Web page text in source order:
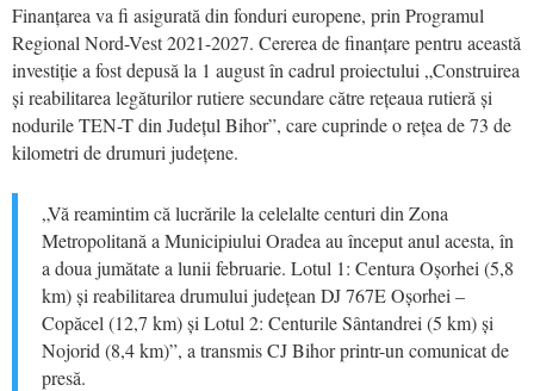
Finanțarea va fi asigurată din fonduri europene, prin Programul
Regional Nord-Vest 2021-2027. Cererea de finanțare pentru această
investiție a fost depusă la 1 august în cadrul proiectului „Construirea
și reabilitarea legăturilor rutiere secundare către rețeaua rutieră și
nodurile TEN-T din Județul Bihor”, care cuprinde o rețea de 73 de
kilometri de drumuri județene.
„Vă reamintim că lucrările la celelalte centuri din Zona
Metropolitană a Municipiului Oradea au început anul acesta, în
a doua jumătate a lunii februarie. Lotul 1: Centura Oșorhei (5,8
km) și reabilitarea drumului județean DJ 767E Oșorhei –
Copăcel (12,7 km) și Lotul 2: Centurile Sântandrei (5 km) și
Nojorid (8,4 km)”, a transmis CJ Bihor printr-un comunicat de
presă.